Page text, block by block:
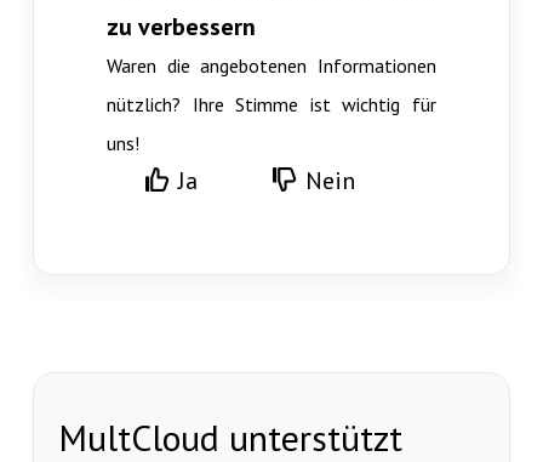
zu verbessern
Waren die angebotenen Informationen
nützlich? Ihre Stimme ist wichtig für
uns!
Ja Nein
MultCloud unterstützt